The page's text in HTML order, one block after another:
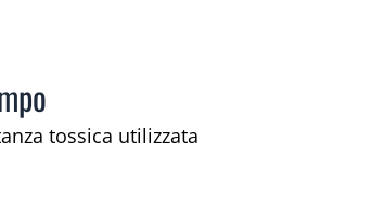
tossica utilizzata